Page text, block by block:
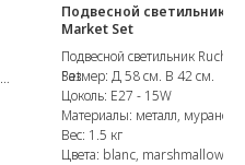
Подвесной светильник
Market Set
Подвесной светильник Ruche
Set.
Размер: Д 58 см. В 42 см.
Цоколь: E27 - 15W
Материалы: металл,
Вес: 1.5 кг
Цвета: blanc, marshmallow,